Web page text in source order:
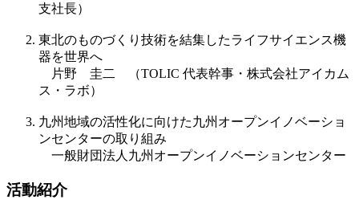
支社長）
東北のものづくり技術を結集したライフサイエンス機
器を世界へ
片野 圭二 （TOLIC 代表幹事・株式会社アイカム
ス・ラボ）
九州地域の活性化に向けた九州オープンイノベーショ
ンセンターの取り組み
一般財団法人九州オープンイノベーションセンター
活動紹介